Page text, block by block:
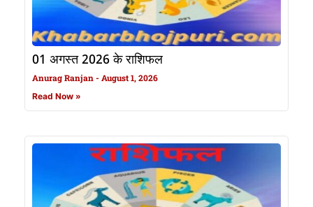
01 अगस्त 2026 के राशिफल
Anurag Ranjan August 1, 2026
Read Now »